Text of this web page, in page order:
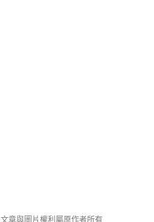
文章與圖片權利屬原作者所有